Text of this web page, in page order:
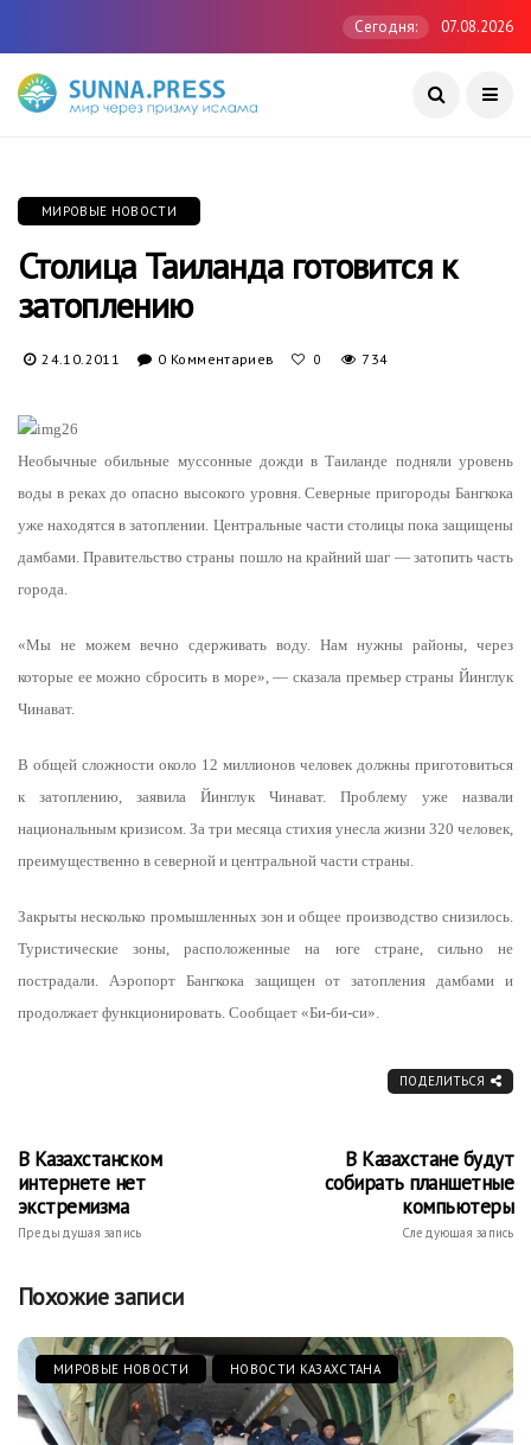
Сегодня: 07.08.2026
МИРОВЫЕ НОВОСТИ
Столица Таиланда готовится к
затоплению
24.10.2011 0 Комментариев 0 734
Необычные обильные муссонные дожди в Таиланде подняли уровень
воды в реках до опасно высокого уровня. Северные пригороды Бангкока
уже находятся в затоплении. Центральные части столицы пока защищены
дамбами. Правительство страны пошло на крайний шаг — затопить часть
города.
«Мы не можем вечно сдерживать воду. Нам нужны районы, через
которые ее можно сбросить в море», — сказала премьер страны Йинглук
Чинават.
В общей сложности около 12 миллионов человек должны приготовиться
к затоплению, заявила Йинглук Чинават. Проблему уже назвали
национальным кризисом. За три месяца стихия унесла жизни 320 человек,
преимущественно в северной и центральной части страны.
Закрыты несколько промышленных зон и общее производство снизилось.
Туристические зоны, расположенные на юге стране, сильно не
пострадали. Аэропорт Бангкока защищен от затопления дамбами и
продолжает функционировать. Сообщает «Би-би-си».
ПОДЕЛИТЬСЯ
В Казахстанском
интернете нет
экстремизма
Предыдущая запись
В Казахстане будут
собирать планшетные
компьютеры
Следующая запись
Похожие записи
МИРОВЫЕ НОВОСТИ НОВОСТИ КАЗАХСТАНА